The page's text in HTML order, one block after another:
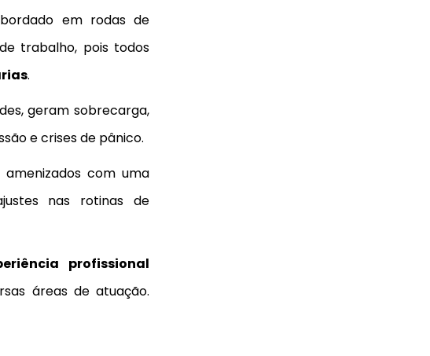
em rodas de
trabalho, pois todos
.
geram sobrecarga,
e crises de pânico.
amenizados com uma
nas rotinas de
profissional
áreas de atuação.